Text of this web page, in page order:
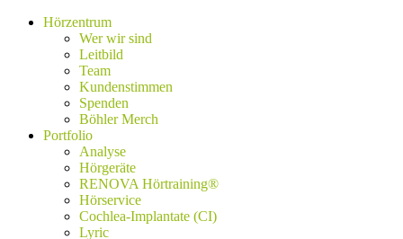
Hörzentrum
Wer wir sind
Leitbild
Team
Kundenstimmen
Spenden
Böhler Merch
Portfolio
Analyse
Hörgeräte
RENOVA Hörtraining®
Hörservice
Cochlea-Implantate (CI)
Lyric